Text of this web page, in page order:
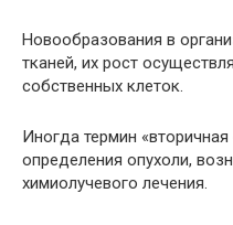
Новообразования в
тканей, их рост
собственных клеток.
Иногда термин
определения опухоли,
химиолучевого лечения.